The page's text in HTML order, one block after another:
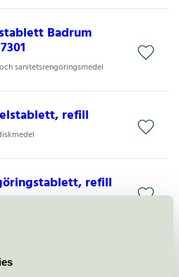
Badrum
sanitetsrengöringsmedel
refill
refill
refill